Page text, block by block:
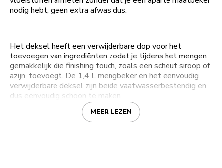
nodig hebt; geen extra afwas dus.
Het deksel heeft een verwijderbare dop voor het
toevoegen van ingrediënten zodat je tijdens het mengen
gemakkelijk die finishing touch, zoals een scheut siroop of
azijn, toevoegt. De 1,4 L mengbeker en het eenvoudig
verwijderbare deksel zijn beide vaatwasserbestendig en
dus eenvoudig schoon te maken.
MEER LEZEN